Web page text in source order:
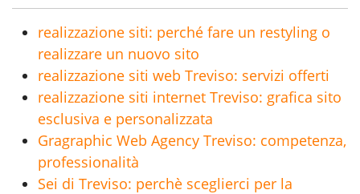
realizzazione siti: perché fare un restyling o
realizzare un nuovo sito
realizzazione siti web Treviso: servizi offerti
realizzazione siti internet Treviso: grafica sito
esclusiva e personalizzata
Gragraphic Web Agency Treviso: competenza,
professionalità
Sei di Treviso: perchè sceglierci per la